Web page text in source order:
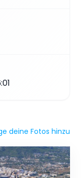
deine Fotos hinzu